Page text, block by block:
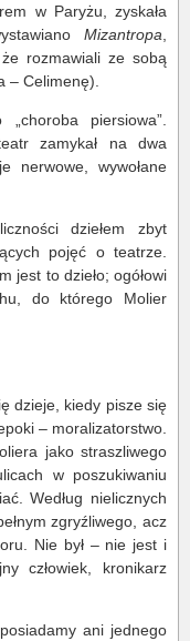
w Paryżu, zyskała
Mizantropa
rozmawiali ze sobą
– Celimenę).
piersiowa”.
zamykał na dwa
nerwowe, wywołane
dziełem zbyt
pojęć o teatrze.
jest to dzieło; ogółowi
do którego Molier
dzieje, kiedy pisze się
– moralizatorstwo.
jako straszliwego
w poszukiwaniu
Według nielicznych
zgryźliwego, acz
Nie był – nie jest i
człowiek, kronikarz
ani jednego